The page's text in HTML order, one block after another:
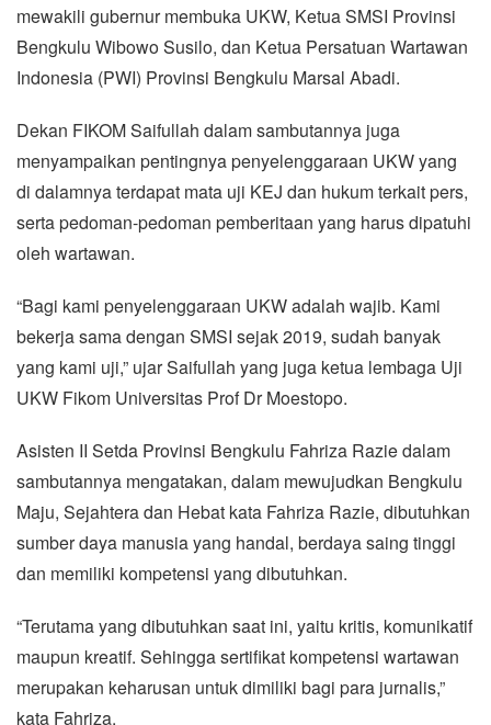
mewakili gubernur membuka UKW, Ketua SMSI Provinsi
Bengkulu Wibowo Susilo, dan Ketua Persatuan Wartawan
Indonesia (PWI) Provinsi Bengkulu Marsal Abadi.
Dekan FIKOM Saifullah dalam sambutannya juga
menyampaikan pentingnya penyelenggaraan UKW yang
di dalamnya terdapat mata uji KEJ dan hukum terkait pers,
serta pedoman-pedoman pemberitaan yang harus dipatuhi
oleh wartawan.
“Bagi kami penyelenggaraan UKW adalah wajib. Kami
bekerja sama dengan SMSI sejak 2019, sudah banyak
yang kami uji,” ujar Saifullah yang juga ketua lembaga Uji
UKW Fikom Universitas Prof Dr Moestopo.
Asisten II Setda Provinsi Bengkulu Fahriza Razie dalam
sambutannya mengatakan, dalam mewujudkan Bengkulu
Maju, Sejahtera dan Hebat kata Fahriza Razie, dibutuhkan
sumber daya manusia yang handal, berdaya saing tinggi
dan memiliki kompetensi yang dibutuhkan.
“Terutama yang dibutuhkan saat ini, yaitu kritis, komunikatif
maupun kreatif. Sehingga sertifikat kompetensi wartawan
merupakan keharusan untuk dimiliki bagi para jurnalis,”
kata Fahriza.